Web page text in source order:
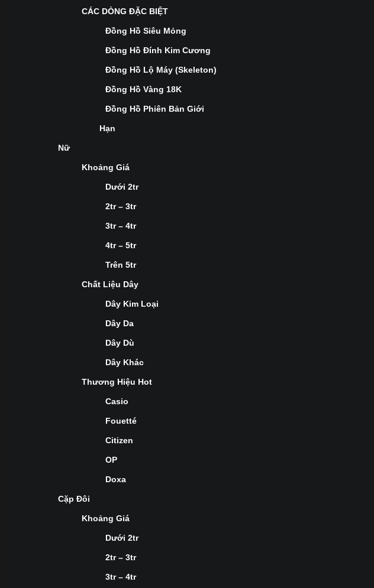
CÁC DÒNG ĐẶC BIỆT
Đồng Hồ Siêu Mỏng
Đồng Hồ Đính Kim Cương
Đồng Hồ Lộ Máy (Skeleton)
Đồng Hồ Vàng 18K
Đồng Hồ Phiên Bản Giới
Hạn
Nữ
Khoảng Giá
Dưới 2tr
2tr – 3tr
3tr – 4tr
4tr – 5tr
Trên 5tr
Chất Liệu Dây
Dây Kim Loại
Dây Da
Dây Dù
Dây Khác
Thương Hiệu Hot
Casio
Fouetté
Citizen
OP
Doxa
Cặp Đôi
Khoảng Giá
Dưới 2tr
2tr – 3tr
3tr – 4tr